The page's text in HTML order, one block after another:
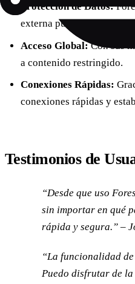
Protección de Datos:
externa pueda rastrear
Acceso Global:Con sus
a contenido restringido.
Conexiones Rápidas:
conexiones rápidas y
Testimonios de
“Desde que uso
sin importar en qué
rápida y segura.” –
“La funcionalidad
Puedo disfrutar de